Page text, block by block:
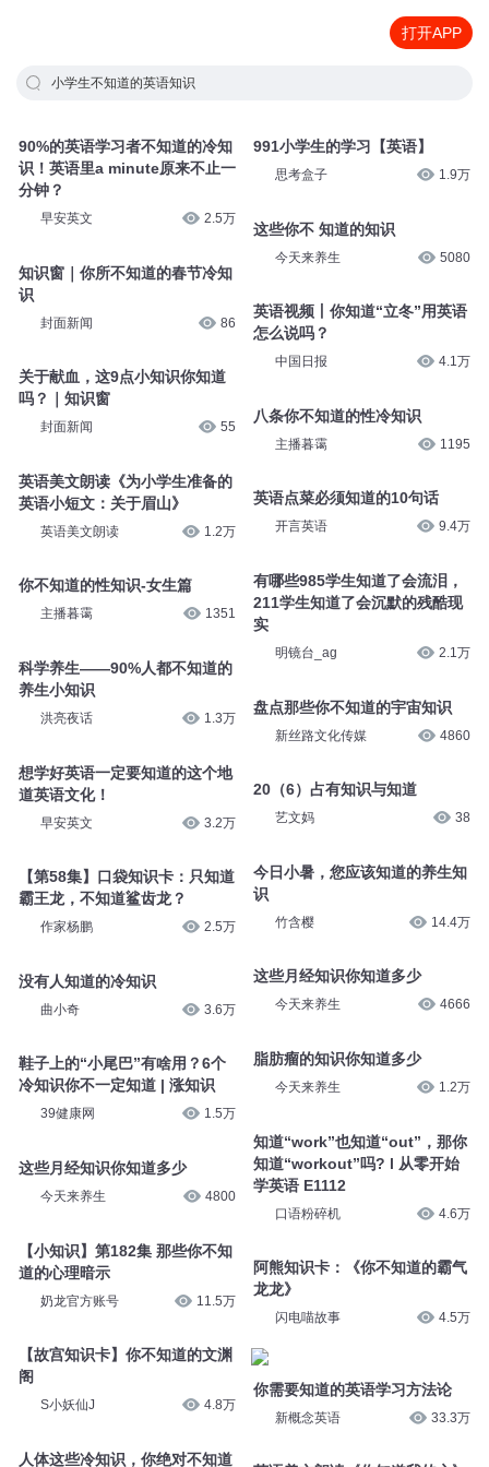
打开APP
小学生不知道的英语知识
90%的英语学习者不知道的冷知
识！英语里a minute原来不止一
分钟？
早安英文 2.5万
知识窗｜你所不知道的春节冷知
识
封面新闻 86
关于献血，这9点小知识你知道
吗？｜知识窗
封面新闻 55
英语美文朗读《为小学生准备的
英语小短文：关于眉山》
英语美文朗读 1.2万
你不知道的性知识-女生篇
主播暮霭 1351
科学养生——90%人都不知道的
养生小知识
洪亮夜话 1.3万
想学好英语一定要知道的这个地
道英语文化！
早安英文 3.2万
【第58集】口袋知识卡：只知道
霸王龙，不知道鲨齿龙？
作家杨鹏 2.5万
没有人知道的冷知识
曲小奇 3.6万
鞋子上的“小尾巴”有啥用？6个
冷知识你不一定知道 | 涨知识
39健康网 1.5万
这些月经知识你知道多少
今天来养生 4800
【小知识】第182集 那些你不知
道的心理暗示
奶龙官方账号 11.5万
【故宫知识卡】你不知道的文渊
阁
S小妖仙J 4.8万
人体这些冷知识，你绝对不知道
991小学生的学习【英语】
思考盒子 1.9万
这些你不 知道的知识
今天来养生 5080
英语视频丨你知道“立冬”用英语
怎么说吗？
中国日报 4.1万
八条你不知道的性冷知识
主播暮霭 1195
英语点菜必须知道的10句话
开言英语 9.4万
有哪些985学生知道了会流泪，
211学生知道了会沉默的残酷现
实
明镜台_ag 2.1万
盘点那些你不知道的宇宙知识
新丝路文化传媒 4860
20（6）占有知识与知道
艺文妈 38
今日小暑，您应该知道的养生知
识
竹含樱 14.4万
这些月经知识你知道多少
今天来养生 4666
脂肪瘤的知识你知道多少
今天来养生 1.2万
知道“work”也知道“out”，那你
知道“workout”吗? l 从零开始
学英语 E1112
口语粉碎机 4.6万
阿熊知识卡：《你不知道的霸气
龙龙》
闪电喵故事 4.5万
你需要知道的英语学习方法论
新概念英语 33.3万